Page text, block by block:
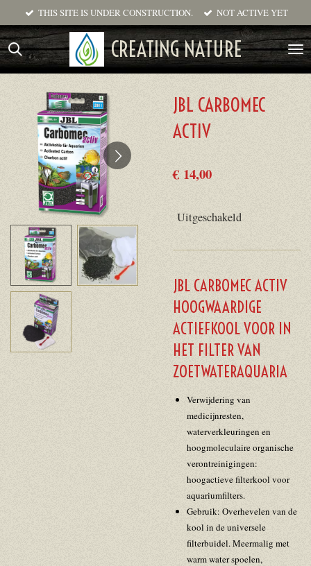
direct
naar
de
CREATING NATURE
THIS SITE IS UNDER CONSTRUCTION. NOT ACTIVE YET
JBL CARBOMEC
ACTIV
€ 14,00
Uitgeschakeld
JBL CARBOMEC ACTIV
HOOGWAARDIGE
ACTIEFKOOL VOOR IN
HET FILTER VAN
ZOETWATERAQUARIA
Verwijdering van
medicijnresten,
waterverkleuringen en
hoogmoleculaire organische
verontreinigingen:
hoogactieve filterkool voor
aquariumfilters.
Gebruik: Overhevelen van de
kool in de universele
filterbuidel. Meermalig met
warm water spoelen,